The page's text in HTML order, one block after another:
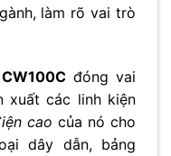
làm rõ vai trò
đóng vai
xuất các linh kiện
cao của nó cho
dây dẫn, bảng